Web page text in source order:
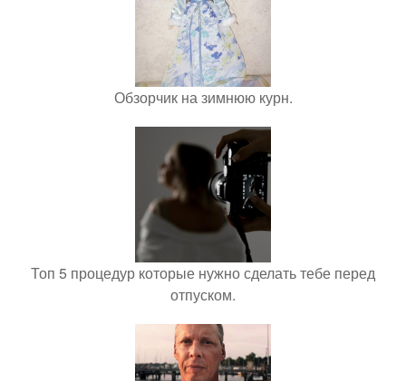
Обзорчик на зимнюю курн.
Топ 5 процедур которые нужно сделать тебе перед
отпуском.